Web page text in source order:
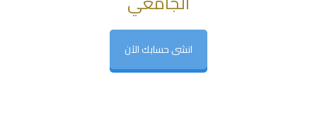
انشى حسابك الآن